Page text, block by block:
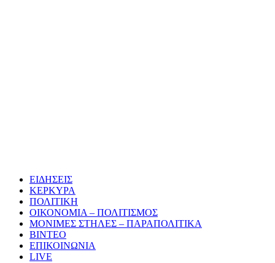
ΕΙΔΗΣΕΙΣ
ΚΕΡΚΥΡΑ
ΠΟΛΙΤΙΚΗ
ΟΙΚΟΝΟΜΙΑ – ΠΟΛΙΤΙΣΜΟΣ
ΜΟΝΙΜΕΣ ΣΤΗΛΕΣ – ΠΑΡΑΠΟΛΙΤΙΚΑ
ΒΙΝΤΕΟ
ΕΠΙΚΟΙΝΩΝΙΑ
LIVE